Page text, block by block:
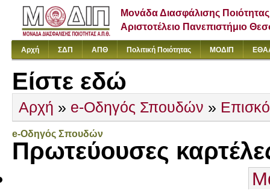
Μονάδα Διασφάλισης Ποιότητας
Αριστοτέλειο Πανεπιστήμιο
Αρχή ΣΔΠ ΑΠΘ Πολιτική Ποιότητας ΜΟΔΙΠ
Είστε εδώ
Αρχή » e-Οδηγός Σπουδών »
e-Οδηγός Σπουδών
Πρωτεύουσες